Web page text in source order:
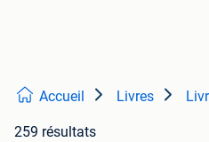
Accueil Livres
259 résultats